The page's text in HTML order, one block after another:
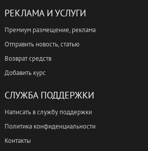
РЕКЛАМА И УСЛУГИ
Премиум размещение, реклама
Отправить новость, статью
Возврат средств
Добавить курс
СЛУЖБА ПОДДЕРЖКИ
Написать в службу поддержки
Политика конфиденциальности
Контакты